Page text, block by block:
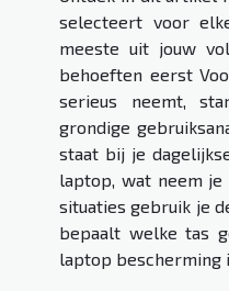
selecteert voor
meeste uit jouw
behoeften eerst
serieus neemt,
grondige
staat bij je
laptop, wat neem
situaties gebruik je
bepaalt welke tas
laptop bescherming